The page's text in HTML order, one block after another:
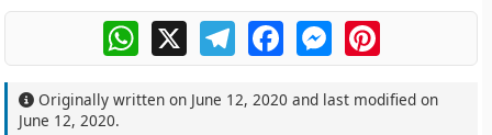
WhatsApp
X TelegramFacebookMessengerPinterest
Originally written on June 12, 2020 and last modified on
June 12, 2020.